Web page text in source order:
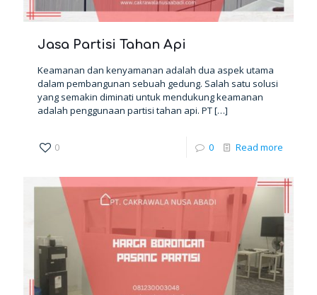
Jasa Partisi Tahan Api
Keamanan dan kenyamanan adalah dua aspek utama
dalam pembangunan sebuah gedung. Salah satu solusi
yang semakin diminati untuk mendukung keamanan
adalah penggunaan partisi tahan api. PT[…]
0 0 Read more